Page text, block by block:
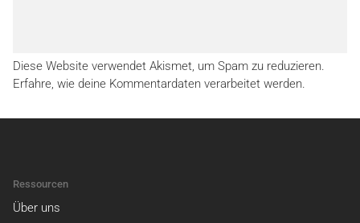
Diese Website verwendet Akismet, um Spam zu reduzieren.
Erfahre, wie deine Kommentardaten verarbeitet werden.
Ressourcen
Über uns